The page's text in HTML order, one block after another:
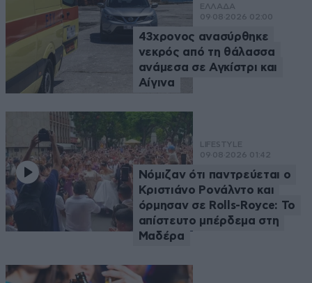
ΕΛΛΑΔΑ
09·08·2026 02:00
43χρονος ανασύρθηκε
νεκρός από τη θάλασσα
ανάμεσα σε Αγκίστρι και
Αίγινα
LIFESTYLE
09·08·2026 01:42
Νόμιζαν ότι παντρεύεται ο
Κριστιάνο Ρονάλντο και
όρμησαν σε Rolls-Royce: Το
απίστευτο μπέρδεμα στη
Μαδέρα